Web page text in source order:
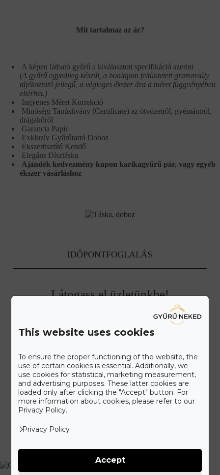
Mit tartalmaz az ár?
A képen látható gyűrű a kiválasztott specifikáciò szerint
(A gyűrű egyedileg készül, a honlapon feltüntetett grammsúly
tájékoztató jellegű, a végleges ékszer ára a méret függvényében
eltérhet.)
Ingyenes Méret Korrekció
Minőségi Tanúsítvány (Certificate) az ötvözetről, gyémántról,
drágakőről
Garancia Papír
Exkluzív Gyűrűtartó Doboz
Ékszertisztító Kendő
Elegáns Dísztáska
Ajándék kedvezmény kupon karikagyűrű pár, vagy egyéb
ékszer vásárláshoz
IDŐPONTFOGLALÁS
Látogass el üzletünkbe!
Ismerd meg a Gyűrű Neked különleges ékszer kínálatát.
Elegáns, kétszintes szalonunkat a belváros patinás részén az
amikor Neked kényelmes, vagy válaszd időpontfoglalási
lehetőségünket, hogy érkezéskor minden figyelmünket rád
fordíthassuk.
Időpontot foglalok további 5% kedvezményért
This website uses cookies
To ensure the proper functioning of the website, the
use of certain cookies is essential. Additionally, we
use cookies for statistical, marketing measurement,
and advertising purposes. These latter cookies are
loaded only after clicking the "Accept" button. For
more information about cookies, please refer to our
Privacy Policy.
Privacy Policy
Accept